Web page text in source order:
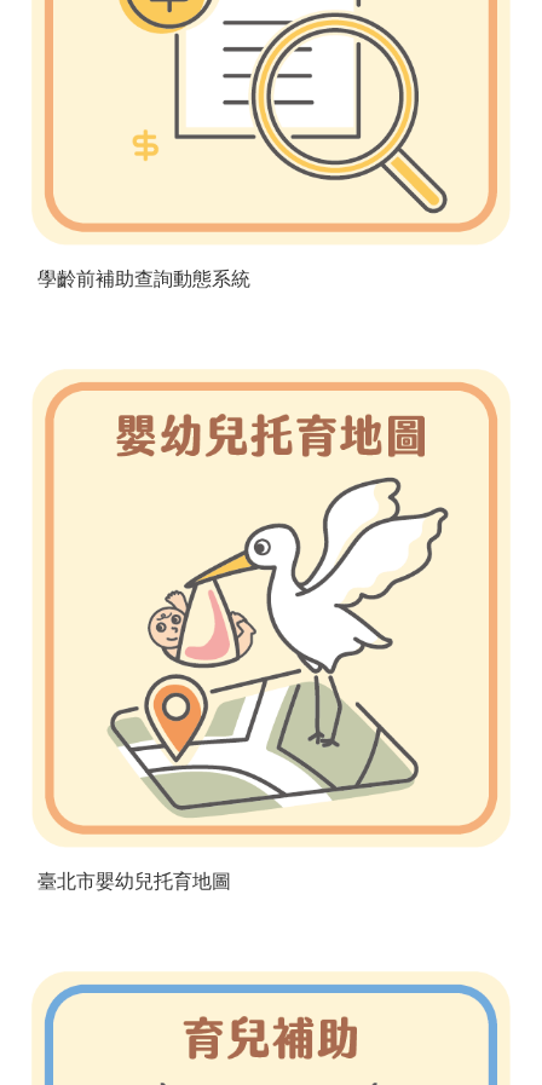
學齡前補助查詢動態系統
臺北市嬰幼兒托育地圖